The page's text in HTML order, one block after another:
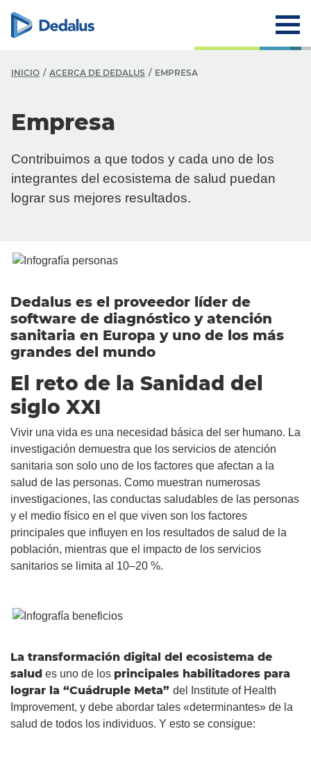
Español
INICIO ACERCA DE DEDALUS EMPRESA
Empresa
Contribuimos a que todos y cada uno de los
integrantes del ecosistema de salud puedan
lograr sus mejores resultados.
Dedalus es el proveedor líder de
software de diagnóstico y atención
sanitaria en Europa y uno de los más
grandes del mundo
El reto de la Sanidad del
siglo XXI
Vivir una vida es una necesidad básica del ser humano. La
investigación demuestra que los servicios de atención
sanitaria son solo uno de los factores que afectan a la
salud de las personas. Como muestran numerosas
investigaciones, las conductas saludables de las personas
y el medio físico en el que viven son los factores
principales que influyen en los resultados de salud de la
población, mientras que el impacto de los servicios
sanitarios se limita al 10–20 %.
La transformación digital del ecosistema de
salud es uno de los principales habilitadores para
lograr la “Cuádruple Meta” del Institute of Health
Improvement, y debe abordar tales «determinantes» de la
salud de todos los individuos. Y esto se consigue: